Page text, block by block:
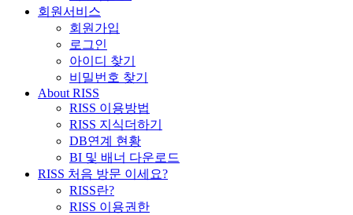
회원서비스
회원가입
로그인
아이디 찾기
비밀번호 찾기
About RISS
RISS 이용방법
RISS 지식더하기
DB연계 현황
BI 및 배너 다운로드
RISS 처음 방문 이세요?
RISS란?
RISS 이용권한